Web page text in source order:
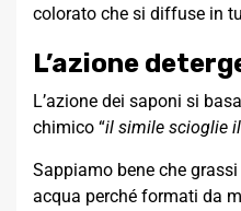
colorato che si diffuse in
L’azione
L’azione dei saponi si
chimico “il simile scioglie
Sappiamo bene che
acqua perché formati da